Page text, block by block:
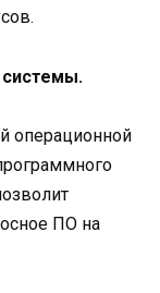
системы.
операционной
ПО на